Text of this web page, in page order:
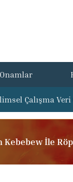
Onamlar
Çalışma Veri
Kebebew İle